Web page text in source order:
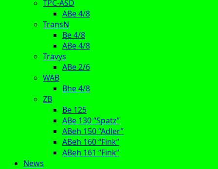
TPC-ASD
ABe 4/8
TransN
Be 4/8
ABe 4/8
Travys
ABe 2/6
WAB
Bhe 4/8
ZB
Be 125
ABe 130 “Spatz”
ABeh 150 “Adler”
ABeh 160 “Fink”
ABeh 161 “Fink”
News